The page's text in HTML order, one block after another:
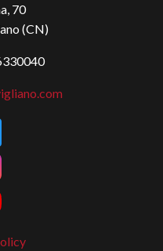
70
(CN)